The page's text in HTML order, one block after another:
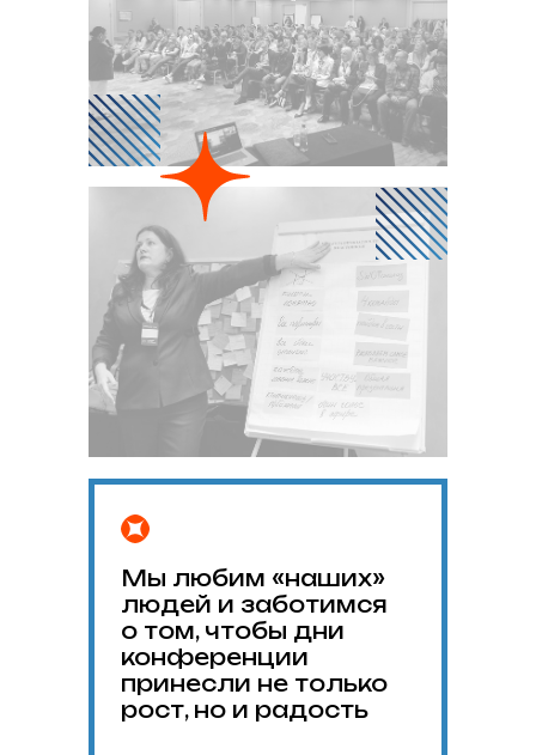
Мы любим «наших»
людей и заботимся
о том, чтобы дни
конференции
принесли не только
рост, но и радость